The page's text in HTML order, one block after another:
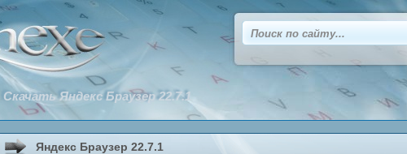
Яндекс Браузер 22.7.1
Скачать Яндекс Браузер 22.7.1